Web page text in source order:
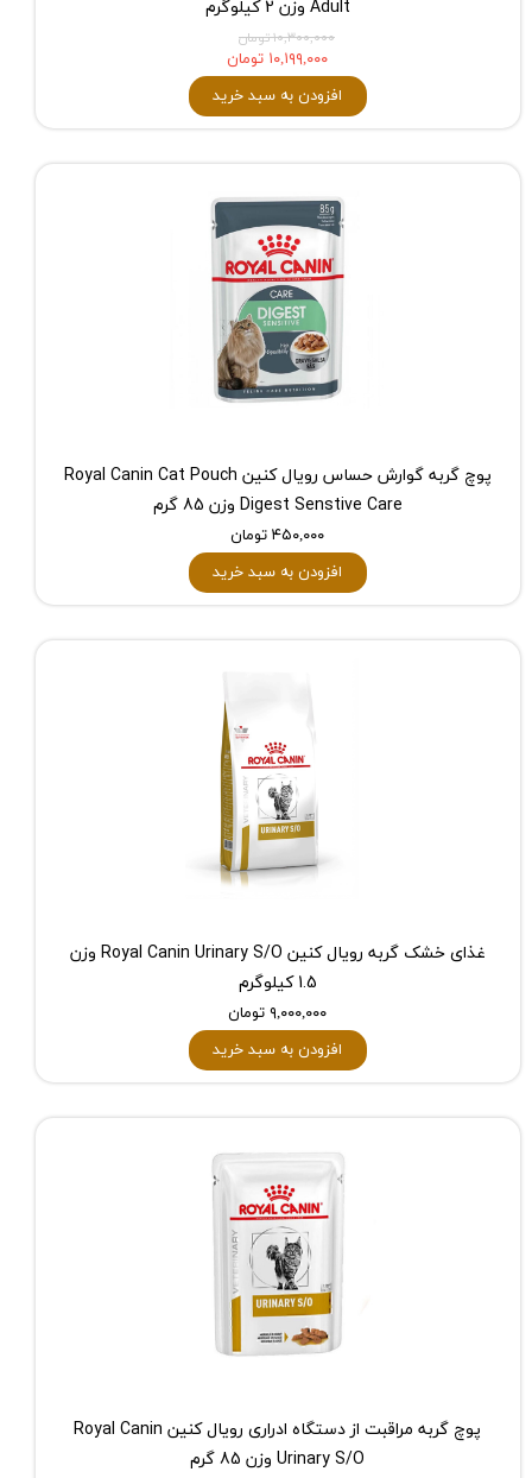
Adult وزن 2 کیلوگرم
۱۰,۳۰۰,۰۰۰ تومان
۱۰,۱۹۹,۰۰۰ تومان
افزودن به سبد خرید
پوچ گربه گوارش حساس رویال کنین Royal Canin Cat Pouch
Digest Senstive Care وزن 85 گرم
۴۵۰,۰۰۰ تومان
افزودن به سبد خرید
غذای خشک گربه رویال کنین Royal Canin Urinary S/O وزن
1.5 کیلوگرم
۹,۰۰۰,۰۰۰ تومان
افزودن به سبد خرید
پوچ گربه مراقبت از دستگاه ادراری رویال کنین Royal Canin
Urinary S/O وزن 85 گرم